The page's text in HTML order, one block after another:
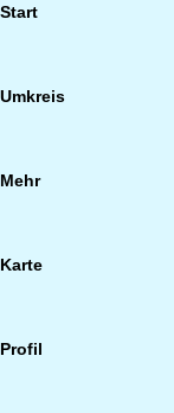
Start
Umkreis
Mehr
Karte
Profil